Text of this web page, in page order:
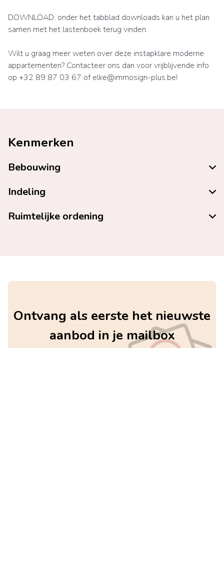
DOWNLOAD: onder het tabblad downloads kan u het plan
samen met het lastenboek terug vinden.
Wilt u graag meer weten over deze instapklare moderne
appartementen? Contacteer ons dan voor vrijblijvende info
op +32 89 87 03 67 of elke@immosign-plus.be!
Kenmerken
Bebouwing
Indeling
Ruimtelijke ordening
Ontvang als eerste het nieuwste
aanbod in je mailbox